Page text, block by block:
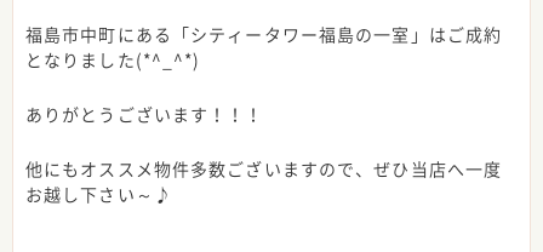
福島市中町にある「シティータワー福島の一室」はご成約
となりました(*^_^*)
ありがとうございます！！！
他にもオススメ物件多数ございますので、ぜひ当店へ一度
お越し下さい～♪